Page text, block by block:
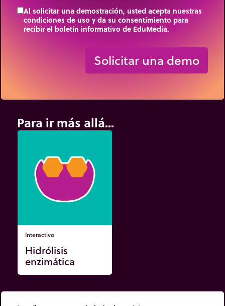
Al solicitar una demostración, usted acepta nuestras
condiciones de uso y da su consentimiento para
recibir el boletín informativo de EduMedia.
Solicitar una demo
Para ir más allá...
Interactivo
Hidrólisis
enzimática